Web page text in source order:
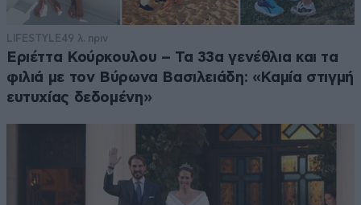
LIFESTYLE49 λ. πριν
Εριέττα Κούρκουλου – Τα 33α γενέθλια και τα
φιλιά με τον Βύρωνα Βασιλειάδη: «Καμία στιγμή
ευτυχίας δεδομένη»